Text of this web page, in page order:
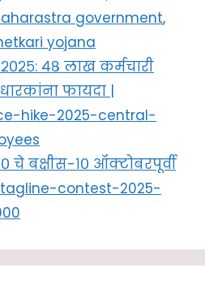
government,
yojana
२०२५: ४८ लाख कर्मचारी
फायदा |
hike-2025-central-
चे बक्षीस-१० ऑक्टोबरपूर्वी
contest-2025-